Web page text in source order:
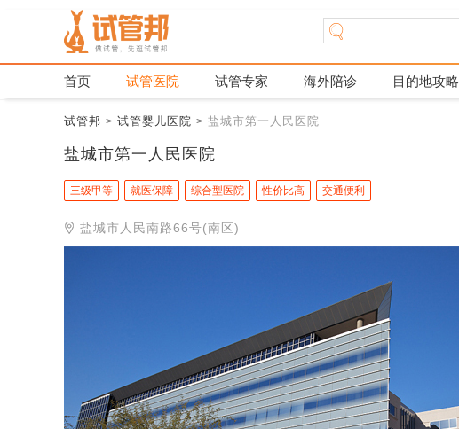
首页 试管医院 试管专家 海外陪诊 目的地攻略
试管邦 > 试管婴儿医院 > 盐城市第一人民医院
盐城市第一人民医院
三级甲等 就医保障 综合型医院 性价比高 交通便利
盐城市人民南路66号(南区)